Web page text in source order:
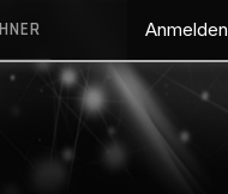
Anmelden